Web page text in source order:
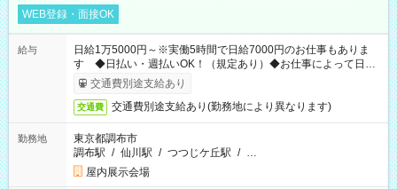
WEB登録・面接OK
給与
日給1万5000円～※実働5時間で日給7000円のお仕事もありま
す ◆日払い・週払いOK！（規定あり）◆お仕事によって日給
も異なります
交通費別途支給あり
交通費 交通費別途支給あり(勤務地により異なります)
勤務地
東京都調布市
調布駅 / 仙川駅 / つつじケ丘駅 / …
屋内展示会場